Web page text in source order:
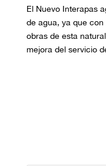
El Nuevo Interapas
de agua, ya que
obras de esta
mejora del servicio